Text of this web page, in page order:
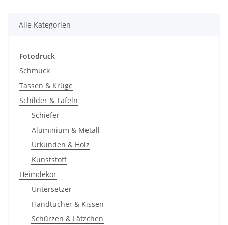
Alle Kategorien
Fotodruck
Schmuck
Tassen & Krüge
Schilder & Tafeln
Schiefer
Aluminium & Metall
Urkunden & Holz
Kunststoff
Heimdekor
Untersetzer
Handtücher & Kissen
Schürzen & Lätzchen